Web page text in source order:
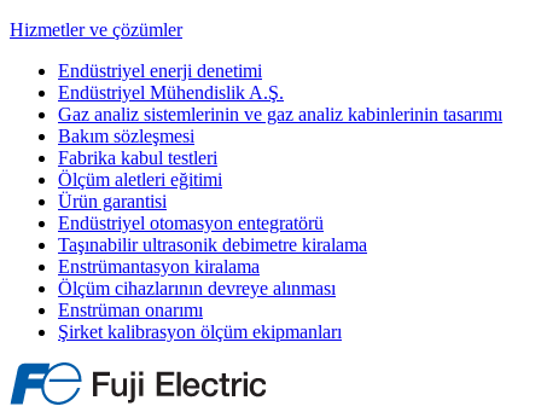
Hizmetler ve çözümler
Endüstriyel enerji denetimi
Endüstriyel Mühendislik A.Ş.
Gaz analiz sistemlerinin ve gaz analiz kabinlerinin tasarımı
Bakım sözleşmesi
Fabrika kabul testleri
Ölçüm aletleri eğitimi
Ürün garantisi
Endüstriyel otomasyon entegratörü
Taşınabilir ultrasonik debimetre kiralama
Enstrümantasyon kiralama
Ölçüm cihazlarının devreye alınması
Enstrüman onarımı
Şirket kalibrasyon ölçüm ekipmanları